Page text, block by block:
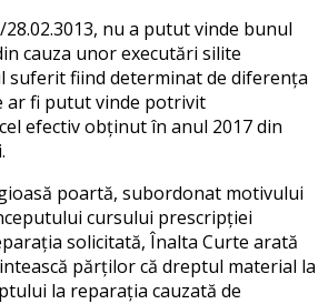
28.02.3013, nu a putut vinde bunul
cauza unor executări silite
suferit fiind determinat de diferenţa
ar fi putut vinde potrivit
efectiv obţinut în anul 2017 din
poartă, subordonat motivului
cursului prescripţiei
solicitată, Înalta Curte arată
părţilor că dreptul material la
la reparaţia cauzată de